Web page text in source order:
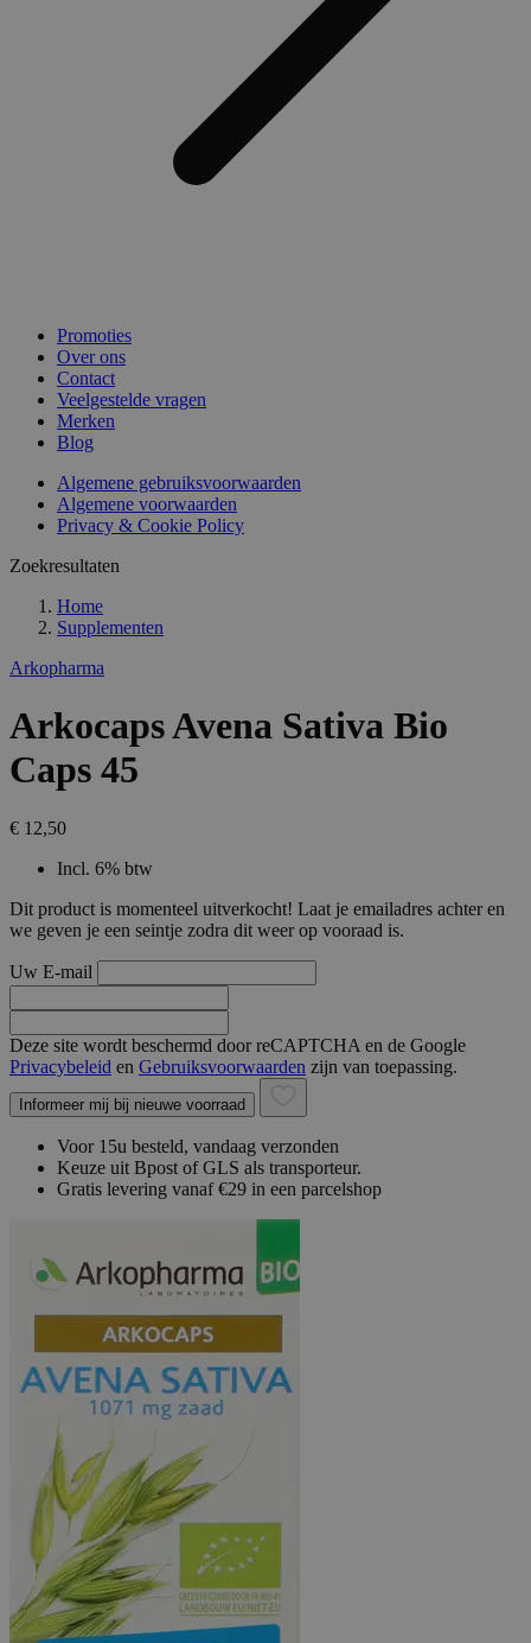
Promoties
Over ons
Contact
Veelgestelde vragen
Merken
Blog
Algemene gebruiksvoorwaarden
Algemene voorwaarden
Privacy & Cookie Policy
Zoekresultaten
Home
Supplementen
Arkopharma
Arkocaps Avena Sativa Bio
Caps 45
€ 12,50
Incl. 6% btw
Dit product is momenteel uitverkocht! Laat je emailadres achter en
we geven je een seintje zodra dit weer op vooraad is.
Uw E-mail
Deze site wordt beschermd door reCAPTCHA en de Google
Privacybeleid en Gebruiksvoorwaarden zijn van toepassing.
Informeer mij bij nieuwe voorraad
Voor 15u besteld, vandaag verzonden
Keuze uit Bpost of GLS als transporteur.
Gratis levering vanaf €29 in een parcelshop